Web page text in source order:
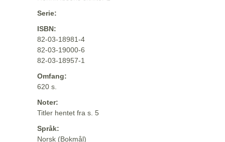
Serie:
ISBN:
82-03-18981-4
82-03-19000-6
82-03-18957-1
Omfang:
620 s.
Noter:
Titler hentet fra s. 5
Språk:
Norsk (Bokmål)